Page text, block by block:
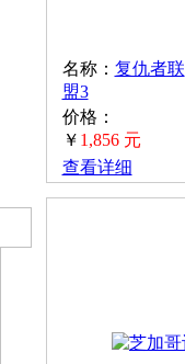
名称： 复仇者联
盟3
价格：
￥ 1,856 元
查看详细